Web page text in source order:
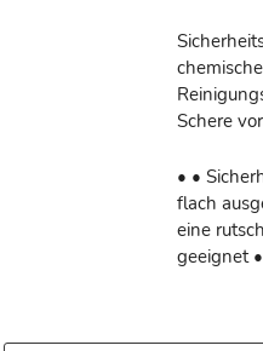
Schere
• •
flach
eine
geeignet